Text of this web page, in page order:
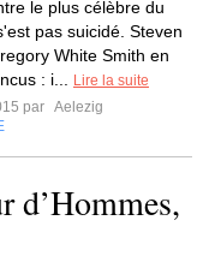
le plus célèbre du
pas suicidé. Steven
White Smith en
: i...
Lire la suite
par Aelezig
d’Hommes,